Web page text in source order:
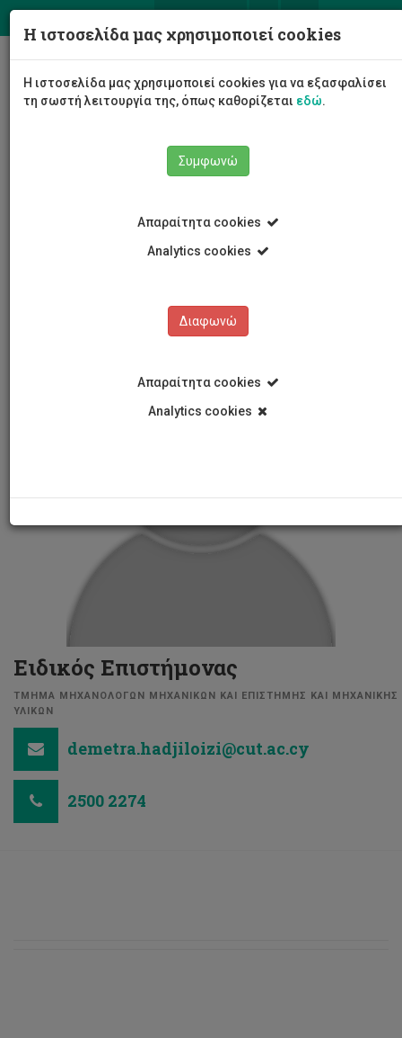
Σχολή Μηχανικής και Τεχνολογίας
Τμήμα Μηχανολόγων Μηχανικών και Επιστήμης και
Προσωπικό τμήματος
Δήμητρα Χατζηλοϊζή
Δήμητρα Χατζηλοϊζή
Ειδικός Επιστήμονας
ΤΜΗΜΑ ΜΗΧΑΝΟΛΟΓΩΝ ΜΗΧΑΝΙΚΩΝ ΚΑΙ ΕΠΙΣΤΗΜΗΣ ΚΑΙ ΜΗΧΑΝΙΚΗΣ
ΥΛΙΚΩΝ
demetra.hadjiloizi@cut.ac.cy
2500 2274
Η ιστοσελίδα μας χρησιμοποιεί cookies
Η ιστοσελίδα μας χρησιμοποιεί cookies για να εξασφαλίσει
τη σωστή λειτουργία της, όπως καθορίζεται εδώ.
Συμφωνώ
Απαραίτητα cookies
Analytics cookies
Διαφωνώ
Απαραίτητα cookies
Analytics cookies